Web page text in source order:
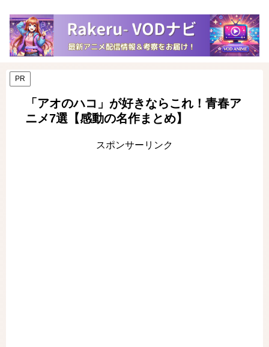
PR
「アオのハコ」が好きならこれ！青春ア
ニメ7選【感動の名作まとめ】
スポンサーリンク